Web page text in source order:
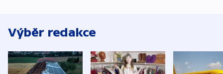
Výběr redakce